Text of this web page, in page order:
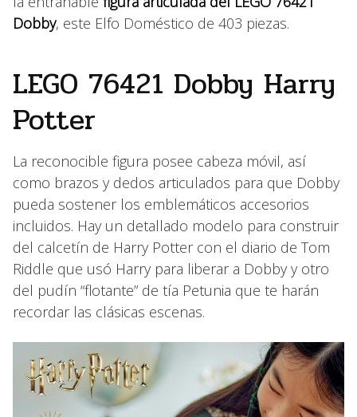
Dobby, este Elfo Doméstico de 403 piezas.
LEGO 76421 Dobby Harry
Potter
La reconocible figura posee cabeza móvil, así
como brazos y dedos articulados para que Dobby
pueda sostener los emblemáticos accesorios
incluidos. Hay un detallado modelo para construir
del calcetín de Harry Potter con el diario de Tom
Riddle que usó Harry para liberar a Dobby y otro
del pudín “flotante” de tía Petunia que te harán
recordar las clásicas escenas.